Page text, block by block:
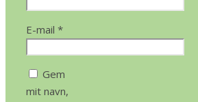
E-mail *
Gem
mit navn,